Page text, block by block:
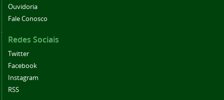
Ouvidoria
Fale Conosco
Redes Sociais
Twitter
Facebook
Instagram
RSS